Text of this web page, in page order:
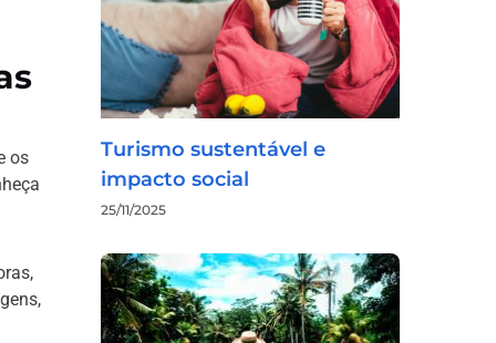
os
Turismo sustentável e
impacto social
25/11/2025